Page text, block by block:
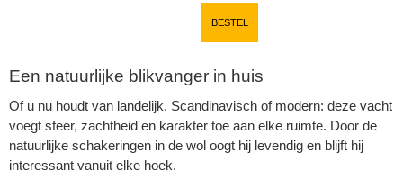
BESTEL
Een natuurlijke blikvanger in huis
Of u nu houdt van landelijk, Scandinavisch of modern: deze vacht
voegt sfeer, zachtheid en karakter toe aan elke ruimte. Door de
natuurlijke schakeringen in de wol oogt hij levendig en blijft hij
interessant vanuit elke hoek.